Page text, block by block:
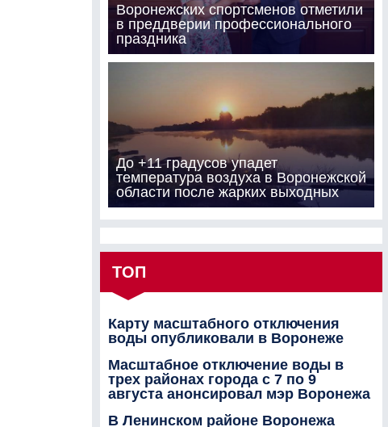
Воронежских спортсменов отметили
в преддверии профессионального
праздника
До +11 градусов упадет
температура воздуха в Воронежской
области после жарких выходных
ТОП
Карту масштабного отключения
воды опубликовали в Воронеже
Масштабное отключение воды в
трех районах города с 7 по 9
августа анонсировал мэр Воронежа
В Ленинском районе Воронежа